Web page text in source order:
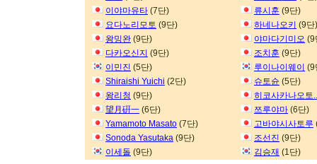
이야마유타 (7단) 류시훈 (9단)
요다노리모토 (9단) 하네나오키 (9단)
왕밍완 (9단) 야마다기미오 (9
다카오신지 (9단) 조치훈 (9단)
이민진 (5단) 루이나이웨이 (9
Shiraishi Yuichi (2단) 슈토슌 (5단)
왕리청 (9단)
히코사카나오토..
望月硏一 (6단) 쯔루야마 (6단)
Yamamoto Masato (7단) 고바야시사토루
Sonoda Yasutaka (9단) 조선진 (9단)
이세돌 (9단) 김승재 (1단)